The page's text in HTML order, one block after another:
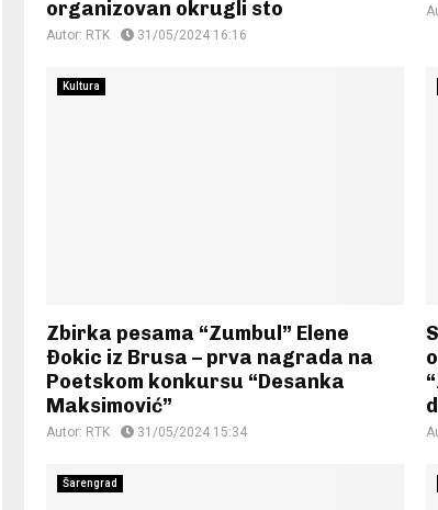
organizovan okrugli sto
Autor: RTK 31/05/2024 16:16
Kultura
Zbirka pesama “Zumbul” Elene
Ðokic iz Brusa – prva nagrada na
Poetskom konkursu “Desanka
Maksimović”
Autor: RTK 31/05/2024 15:34
Šarengrad